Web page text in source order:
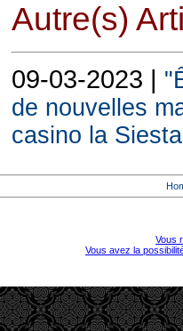
Autre(s)
09-03-2023 |
de nouvelles
casino la
Vous
Vous avez la